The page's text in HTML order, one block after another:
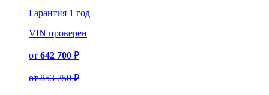
Гарантия 1 год
VIN проверен
от 642 700 ₽
от853 750 ₽